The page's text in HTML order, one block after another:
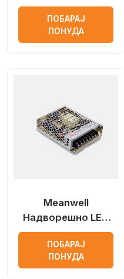
напојување со
постојан напон
ПОБАРАЈ
ПОНУДА
Meanwell
Надворешно LED
напојување
ПОБАРАЈ
ПОНУДА